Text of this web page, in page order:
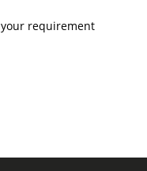
requirement